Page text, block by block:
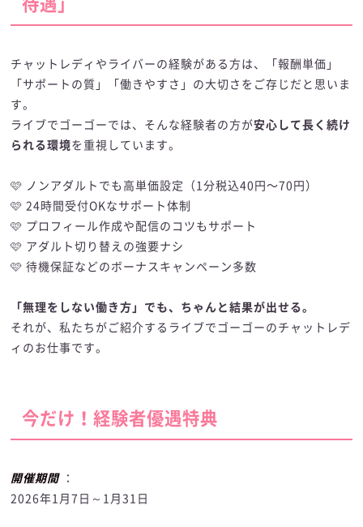
待遇」
チャットレディやライバーの経験がある方は、「報酬単価」
「サポートの質」「働きやすさ」の大切さをご存じだと思いま
す。
ライブでゴーゴーでは、そんな経験者の方が安心して長く続け
られる環境を重視しています。
🩷 ノンアダルトでも高単価設定（1分税込40円〜70円）
🩷 24時間受付OKなサポート体制
🩷 プロフィール作成や配信のコツもサポート
🩷 アダルト切り替えの強要ナシ
🩷 待機保証などのボーナスキャンペーン多数
「無理をしない働き方」でも、ちゃんと結果が出せる。
それが、私たちがご紹介するライブでゴーゴーのチャットレデ
ィのお仕事です。
今だけ！経験者優遇特典
開催期間：
2026年1月7日～1月31日